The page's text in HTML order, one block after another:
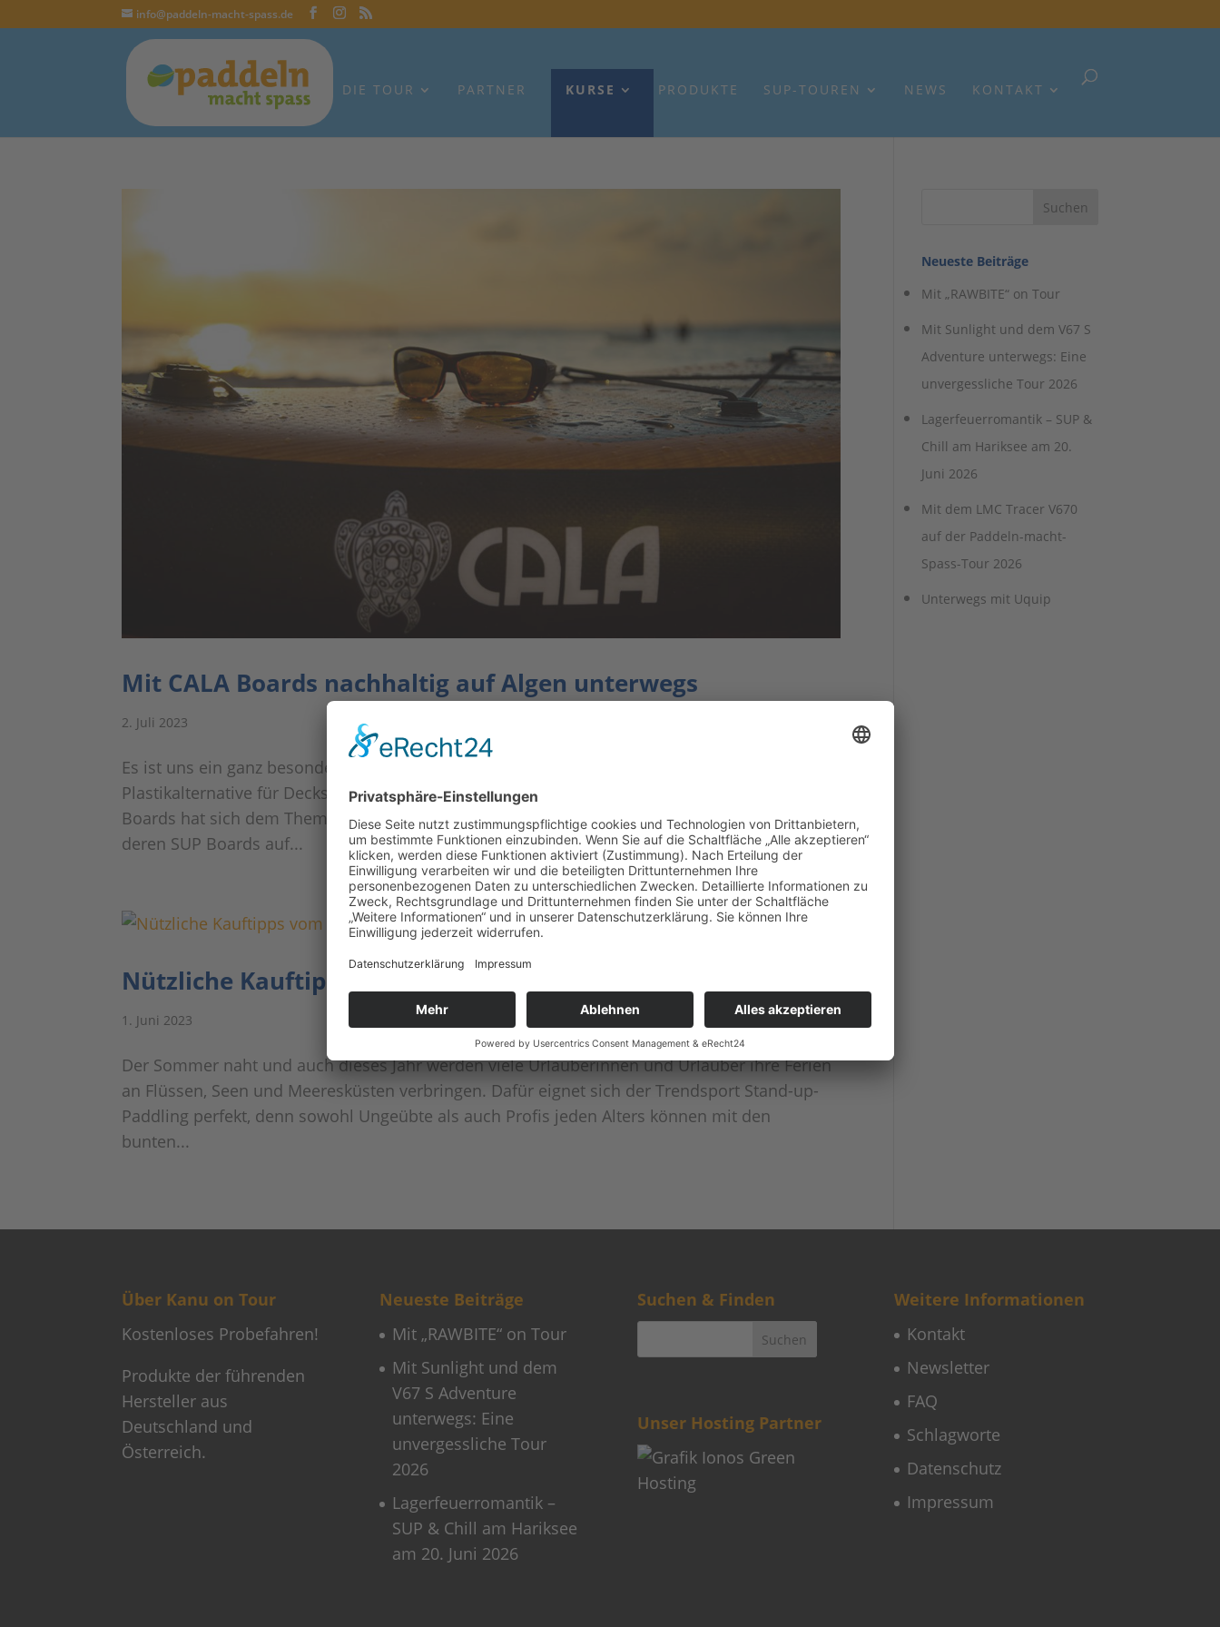
info@paddeln-macht-spass.de
DIE TOUR PARTNER KURSE PRODUKTE SUP-TOUREN NEWS KONTAKT
Mit CALA Boards nachhaltig auf Algen unterwegs
2. Juli 2023
Es ist uns ein ganz besonderes Vergnügen, euch in diesem Jahr die nachhaltige
Plastikalternative für Decks (Surfmatten) von CALA Boards präsentieren zu dürfen. CALA
Boards hat sich dem Thema Umwelt noch etwas mehr angenommen, denn man steht auf
deren SUP Boards auf...
Nützliche Kauftipps vom SUP-Profi auf Tour
1. Juni 2023
Der Sommer naht und auch dieses Jahr werden viele Urlauberinnen und Urlauber ihre Ferien
an Flüssen, Seen und Meeresküsten verbringen. Dafür eignet sich der Trendsport Stand-up-
Paddling perfekt, denn sowohl Ungeübte als auch Profis jeden Alters können mit den
bunten...
Neueste Beiträge
Mit „RAWBITE“ on Tour
Mit Sunlight und dem V67 S
Adventure unterwegs: Eine
unvergessliche Tour 2026
Lagerfeuerromantik – SUP &
Chill am Hariksee am 20.
Juni 2026
Mit dem LMC Tracer V670
auf der Paddeln-macht-
Spass-Tour 2026
Unterwegs mit Uquip
Über Kanu on Tour
Kostenloses Probefahren!
Produkte der führenden
Hersteller aus
Deutschland und
Österreich.
Neueste Beiträge
Mit „RAWBITE“ on Tour
Mit Sunlight und dem
V67 S Adventure
unterwegs: Eine
unvergessliche Tour
2026
Lagerfeuerromantik –
SUP & Chill am Hariksee
am 20. Juni 2026
Suchen & Finden
Unser Hosting Partner
Weitere Informationen
Kontakt
Newsletter
FAQ
Schlagworte
Datenschutz
Impressum